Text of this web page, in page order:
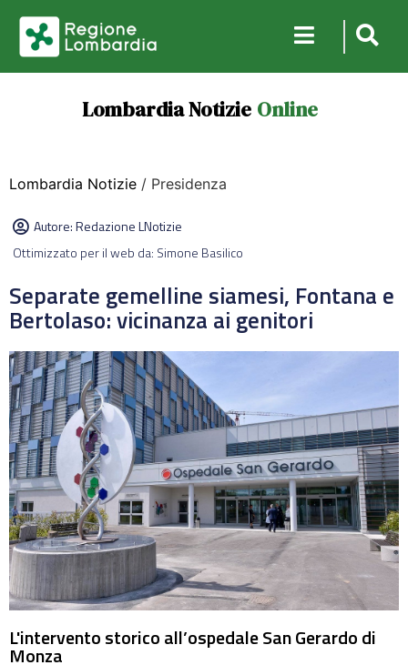
Lombardia Notizie Online
Lombardia Notizie / Presidenza
Autore:Redazione LNotizie
Ottimizzato per il web da: Simone Basilico
Separate gemelline siamesi, Fontana e
Bertolaso: vicinanza ai genitori
L'intervento storico all’ospedale San Gerardo di
Monza